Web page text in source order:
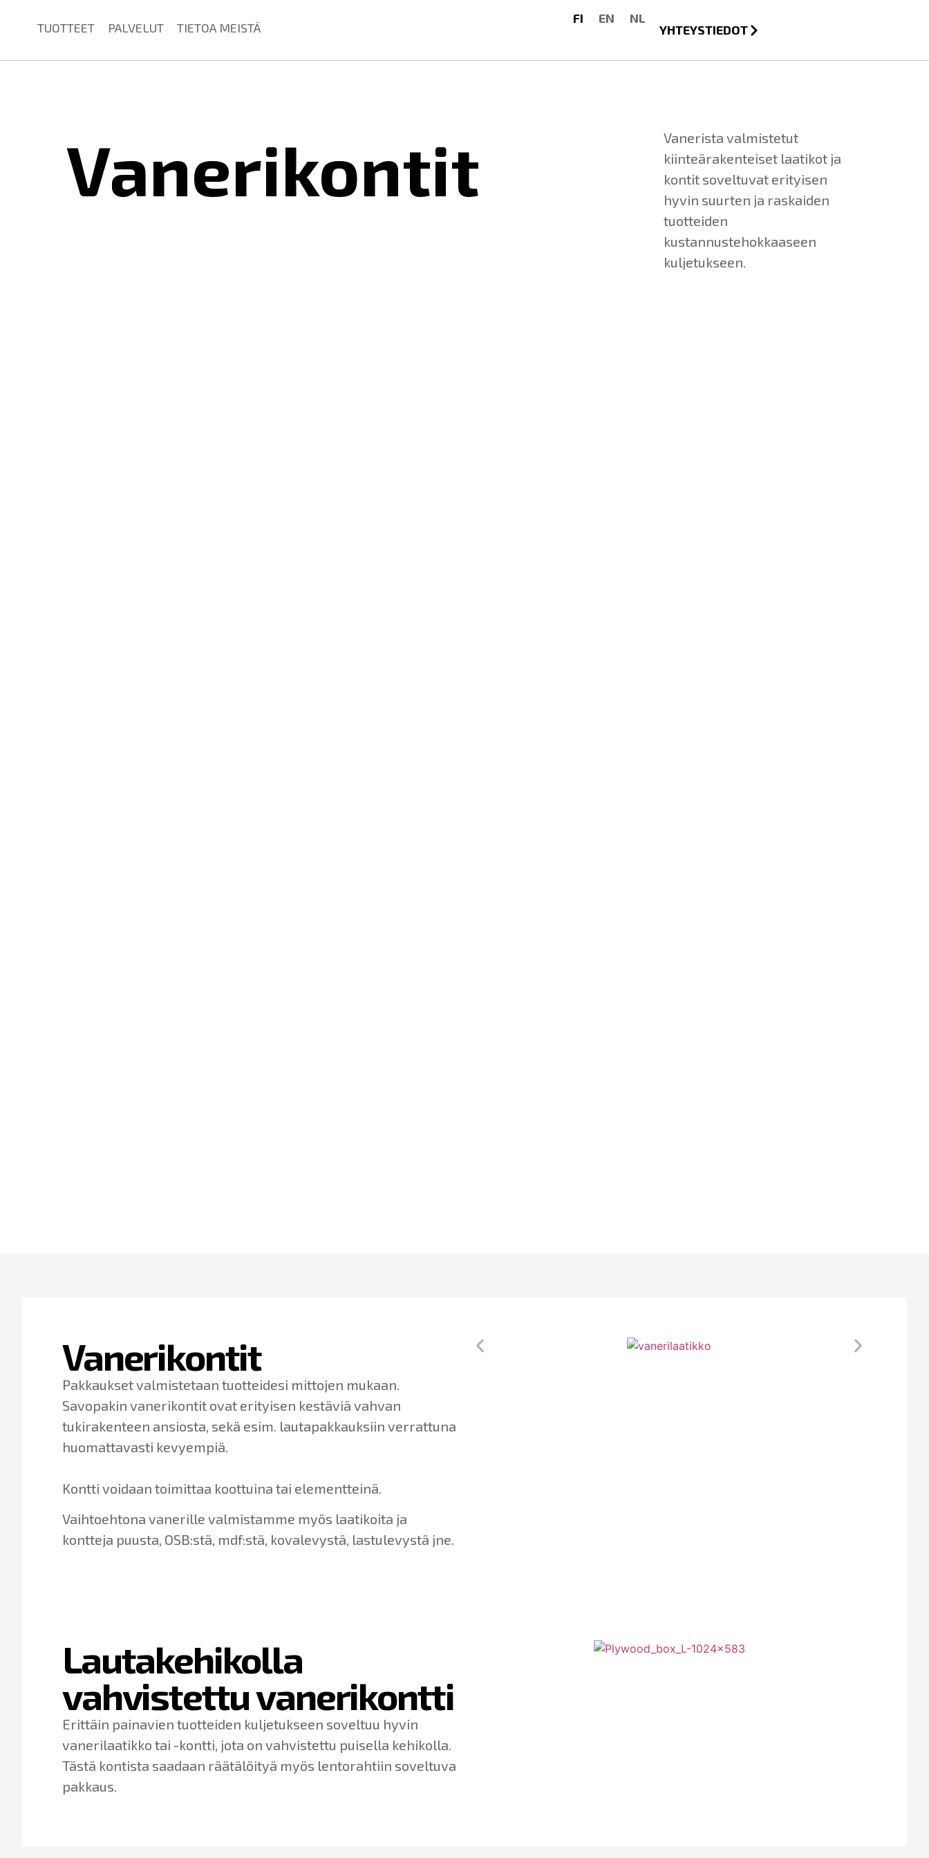
TUOTTEET PALVELUT TIETOA MEISTÄ
FI EN NL
YHTEYSTIEDOT
Vanerikontit
Vanerista valmistetut
kiinteärakenteiset laatikot ja
kontit soveltuvat erityisen
hyvin suurten ja raskaiden
tuotteiden
kustannustehokkaaseen
kuljetukseen.
Vanerikontit
Pakkaukset valmistetaan tuotteidesi mittojen mukaan.
Savopakin vanerikontit ovat erityisen kestäviä vahvan
tukirakenteen ansiosta, sekä esim. lautapakkauksiin verrattuna
huomattavasti kevyempiä.
Kontti voidaan toimittaa koottuina tai elementteinä.
Vaihtoehtona vanerille valmistamme myös laatikoita ja
kontteja puusta, OSB:stä, mdf:stä, kovalevystä, lastulevystä jne.
Lautakehikolla
vahvistettu vanerikontti
Erittäin painavien tuotteiden kuljetukseen soveltuu hyvin
vanerilaatikko tai -kontti, jota on vahvistettu puisella kehikolla.
Tästä kontista saadaan räätälöityä myös lentorahtiin soveltuva
pakkaus.